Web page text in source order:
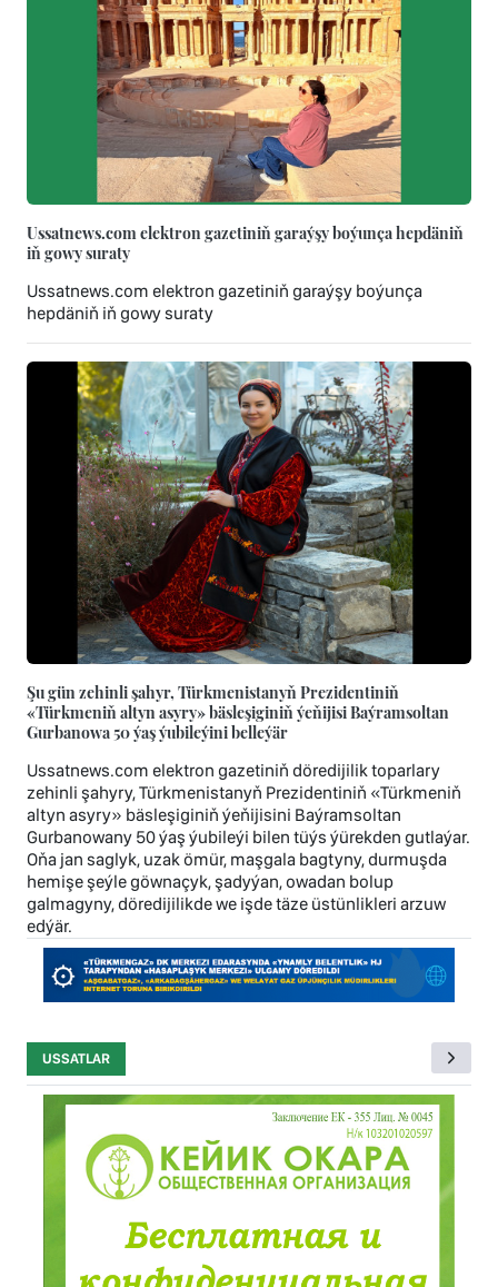
Ussatnews.com elektron gazetiniň garaýşy boýunça hepdäniň
iň gowy suraty
Ussatnews.com elektron gazetiniň garaýşy boýunça
hepdäniň iň gowy suraty
Şu gün zehinli şahyr, Türkmenistanyň Prezidentiniň
«Türkmeniň altyn asyry» bäsleşiginiň ýeňijisi Baýramsoltan
Gurbanowa 50 ýaş ýubileýini belleýär
Ussatnews.com elektron gazetiniň döredijilik toparlary
zehinli şahyry, Türkmenistanyň Prezidentiniň «Türkmeniň
altyn asyry» bäsleşiginiň ýeňijisini Baýramsoltan
Gurbanowany 50 ýaş ýubileýi bilen tüýs ýürekden gutlaýar.
Oňa jan saglyk, uzak ömür, maşgala bagtyny, durmuşda
hemişe şeýle göwnaçyk, şadyýan, owadan bolup
galmagyny, döredijilikde we işde täze üstünlikleri arzuw
edýär.
USSATLAR